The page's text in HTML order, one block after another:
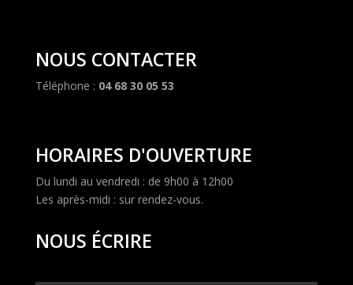
NOUS CONTACTER
Téléphone : 04 68 30 05 53
HORAIRES D'OUVERTURE
Du lundi au vendredi : de 9h00 à 12h00
Les après-midi : sur rendez-vous.
NOUS ÉCRIRE